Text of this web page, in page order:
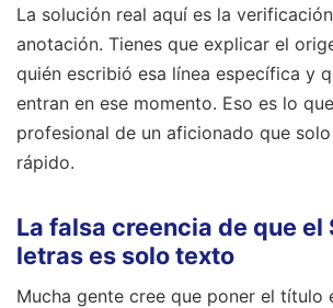
La solución real aquí es la
anotación. Tienes que explicar el
quién escribió esa línea específica y
entran en ese momento. Eso es lo
profesional de un aficionado que
rápido.
La falsa creencia de que el
letras es solo texto
Mucha gente cree que poner el título